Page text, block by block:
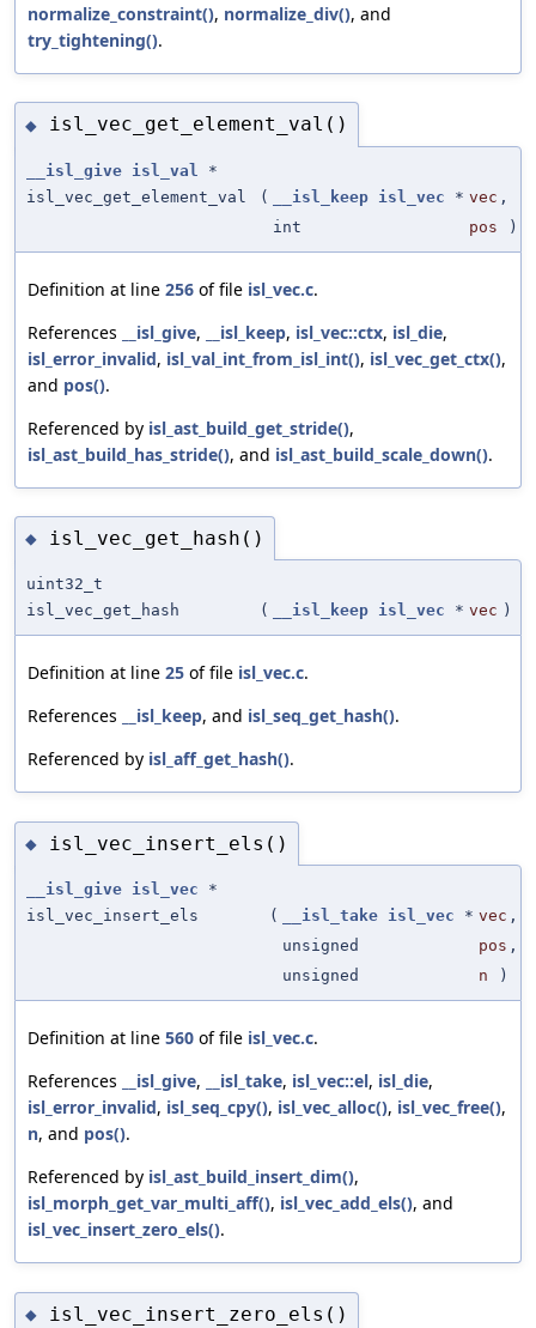
normalize_constraint(), normalize_div(), and
try_tightening().
◆ isl_vec_get_element_val()
__isl_give isl_val
*
isl_vec_get_element_val
( __isl_keep isl_vec * vec ,
int
pos )
Definition at line 256 of file isl_vec.c.
References
__isl_give, __isl_keep, isl_vec::ctx, isl_die,
isl_error_invalid, isl_val_int_from_isl_int(), isl_vec_get_ctx(),
and pos().
Referenced by isl_ast_build_get_stride(),
isl_ast_build_has_stride(), and isl_ast_build_scale_down().
◆ isl_vec_get_hash()
uint32_t
isl_vec_get_hash
( __isl_keep isl_vec * vec )
Definition at line 25 of file isl_vec.c.
References
__isl_keep, and isl_seq_get_hash().
Referenced by isl_aff_get_hash().
◆ isl_vec_insert_els()
__isl_give isl_vec *
isl_vec_insert_els
( __isl_take isl_vec * vec ,
unsigned
pos ,
unsigned
n )
Definition at line 560 of file isl_vec.c.
References
__isl_give, __isl_take, isl_vec::el, isl_die,
isl_error_invalid, isl_seq_cpy(), isl_vec_alloc(), isl_vec_free(),
n, and pos().
Referenced by isl_ast_build_insert_dim(),
isl_morph_get_var_multi_aff(), isl_vec_add_els(), and
isl_vec_insert_zero_els().
◆ isl_vec_insert_zero_els()